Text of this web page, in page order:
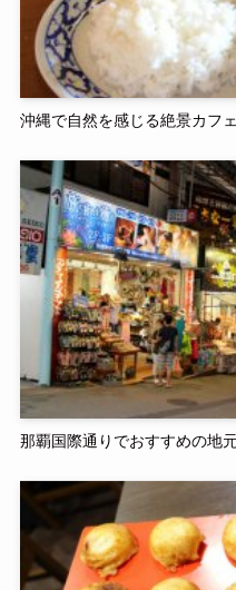
沖縄で自然を感じる絶景カフ
那覇国際通りでおすすめの地